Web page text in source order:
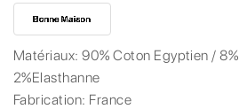
Matériaux:90% Coton Egyptien /
2%Elasthanne
Fabrication: France